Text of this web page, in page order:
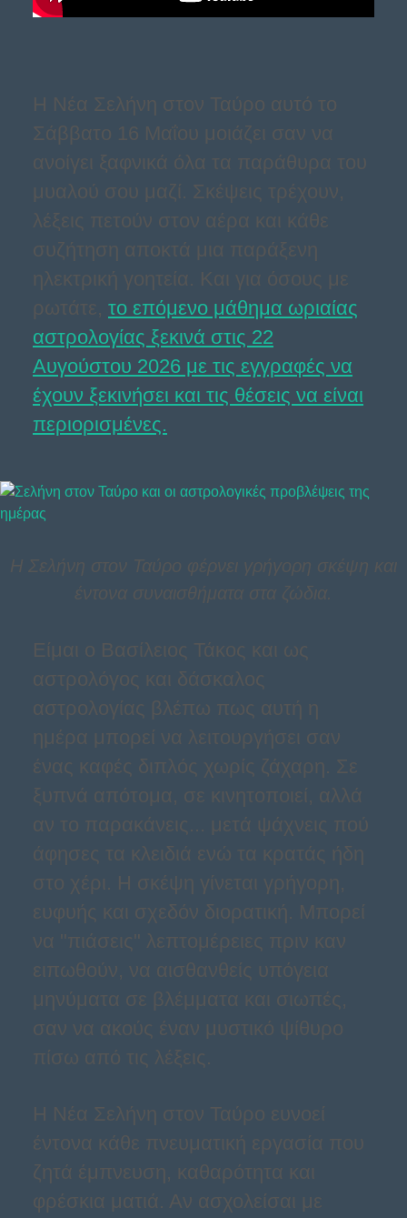
Η Νέα Σελήνη στον Ταύρο αυτό το
Σάββατο 16 Μαΐου μοιάζει σαν να
ανοίγει ξαφνικά όλα τα παράθυρα του
μυαλού σου μαζί. Σκέψεις τρέχουν,
λέξεις πετούν στον αέρα και κάθε
συζήτηση αποκτά μια παράξενη
ηλεκτρική γοητεία. Και για όσους με
ρωτάτε, το επόμενο μάθημα ωριαίας
αστρολογίας ξεκινά στις 22
Αυγούστου 2026 με τις εγγραφές να
έχουν ξεκινήσει και τις θέσεις να είναι
περιορισμένες.
Η Σελήνη στον Ταύρο φέρνει γρήγορη σκέψη και
έντονα συναισθήματα στα ζώδια.
Είμαι ο Βασίλειος Τάκος και ως
αστρολόγος και δάσκαλος
αστρολογίας βλέπω πως αυτή η
ημέρα μπορεί να λειτουργήσει σαν
ένας καφές διπλός χωρίς ζάχαρη. Σε
ξυπνά απότομα, σε κινητοποιεί, αλλά
αν το παρακάνεις... μετά ψάχνεις πού
άφησες τα κλειδιά ενώ τα κρατάς ήδη
στο χέρι. Η σκέψη γίνεται γρήγορη,
ευφυής και σχεδόν διορατική. Μπορεί
να "πιάσεις" λεπτομέρειες πριν καν
ειπωθούν, να αισθανθείς υπόγεια
μηνύματα σε βλέμματα και σιωπές,
σαν να ακούς έναν μυστικό ψίθυρο
πίσω από τις λέξεις.
Η Νέα Σελήνη στον Ταύρο ευνοεί
έντονα κάθε πνευματική εργασία που
ζητά έμπνευση, καθαρότητα και
φρέσκια ματιά. Αν ασχολείσαι με